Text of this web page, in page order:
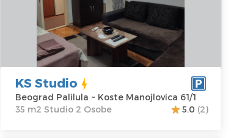
Beograd
Palilula
Adresa:Koste
Manojlovica
61/1
Cena
34 €
Kvadratura :
m2
Struktura :
Studio
KS Studio
Beograd Palilula ~ Koste Manojlovica 61/1
35 m2 Studio 2 Osobe
5.0 (2)